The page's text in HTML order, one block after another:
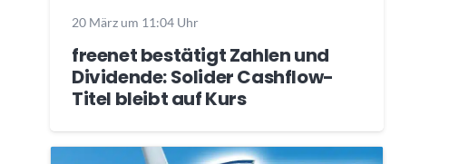
20 März um 11:04 Uhr
freenet bestätigt Zahlen und
Dividende: Solider Cashflow-
Titel bleibt auf Kurs